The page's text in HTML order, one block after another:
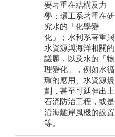
要著重在結構及力
學；環工系著重在研
究水的「化學變
化」；水利系著重與
水資源與海洋相關的
議題，以及水的「物
理變化」，例如水循
環的應用、水資源規
劃，甚至可延伸出土
石流防治工程，或是
沿海離岸風機的設置
等。